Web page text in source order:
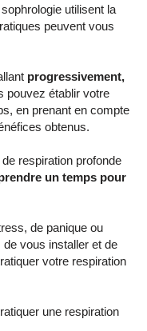
utilisent la
peuvent vous
progressivement,
pouvez établir votre
en prenant en compte
obtenus.
respiration profonde
un temps pour
de panique ou
de vous installer et de
votre respiration
une respiration